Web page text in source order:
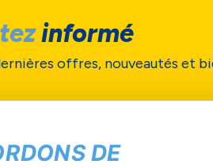
informé
offres, nouveautés et
DE